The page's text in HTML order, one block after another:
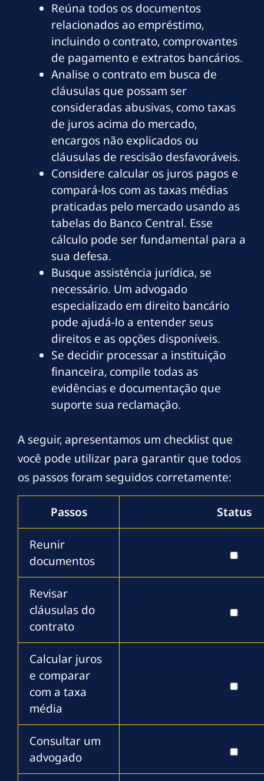
Reúna todos os documentos
relacionados ao empréstimo,
incluindo o contrato, comprovantes
de pagamento e extratos bancários.
Analise o contrato em busca de
cláusulas que possam ser
consideradas abusivas, como taxas
de juros acima do mercado,
encargos não explicados ou
cláusulas de rescisão desfavoráveis.
Considere calcular os juros pagos e
compará-los com as taxas médias
praticadas pelo mercado usando as
tabelas do Banco Central. Esse
cálculo pode ser fundamental para a
sua defesa.
Busque assistência jurídica, se
necessário. Um advogado
especializado em direito bancário
pode ajudá-lo a entender seus
direitos e as opções disponíveis.
Se decidir processar a instituição
financeira, compile todas as
evidências e documentação que
suporte sua reclamação.
A seguir, apresentamos um checklist que
você pode utilizar para garantir que todos
os passos foram seguidos corretamente:
Passos Status
Reunir
documentos
Revisar
cláusulas do
contrato
Calcular juros
e comparar
com a taxa
média
Consultar um
advogado